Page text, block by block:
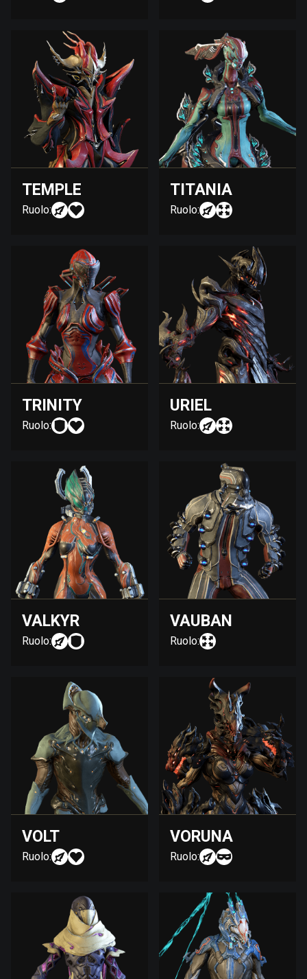
TEMPLE
Ruolo:
TITANIA
Ruolo:
TRINITY
Ruolo:
URIEL
Ruolo:
VALKYR
Ruolo:
VAUBAN
Ruolo:
VOLT
Ruolo:
VORUNA
Ruolo: